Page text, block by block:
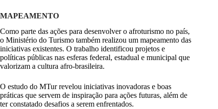
MAPEAMENTO
Como parte das ações para desenvolver o afroturismo no país,
o Ministério do Turismo também realizou um mapeamento das
iniciativas existentes. O trabalho identificou projetos e
políticas públicas nas esferas federal, estadual e municipal que
valorizam a cultura afro-brasileira.
O estudo do MTur revelou iniciativas inovadoras e boas
práticas que servem de inspiração para ações futuras, além de
ter constatado desafios a serem enfrentados.